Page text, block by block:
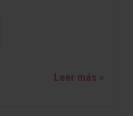
Leer más »